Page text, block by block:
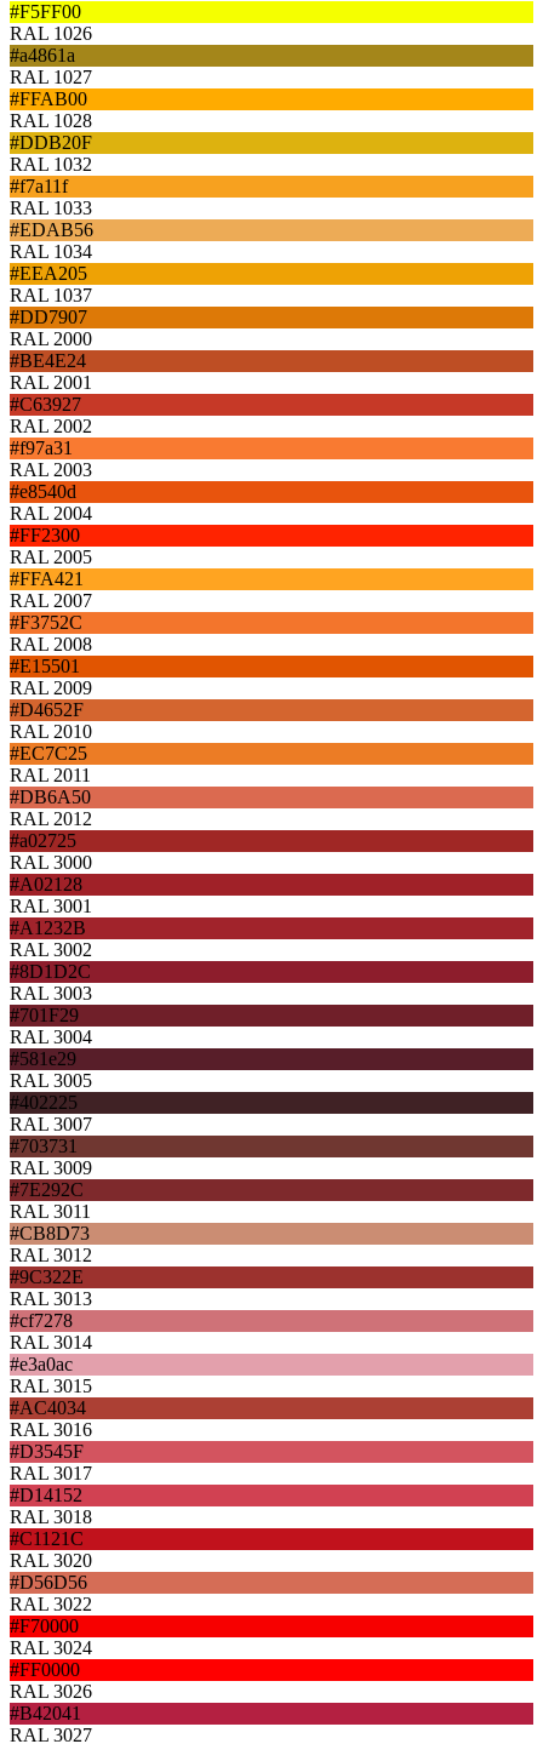
#F5FF00
RAL 1026
#a4861a
RAL 1027
#FFAB00
RAL 1028
#DDB20F
RAL 1032
#f7a11f
RAL 1033
#EDAB56
RAL 1034
#EEA205
RAL 1037
#DD7907
RAL 2000
#BE4E24
RAL 2001
#C63927
RAL 2002
#f97a31
RAL 2003
#e8540d
RAL 2004
#FF2300
RAL 2005
#FFA421
RAL 2007
#F3752C
RAL 2008
#E15501
RAL 2009
#D4652F
RAL 2010
#EC7C25
RAL 2011
#DB6A50
RAL 2012
#a02725
RAL 3000
#A02128
RAL 3001
#A1232B
RAL 3002
#8D1D2C
RAL 3003
#701F29
RAL 3004
#581e29
RAL 3005
#402225
RAL 3007
#703731
RAL 3009
#7E292C
RAL 3011
#CB8D73
RAL 3012
#9C322E
RAL 3013
#cf7278
RAL 3014
#e3a0ac
RAL 3015
#AC4034
RAL 3016
#D3545F
RAL 3017
#D14152
RAL 3018
#C1121C
RAL 3020
#D56D56
RAL 3022
#F70000
RAL 3024
#FF0000
RAL 3026
#B42041
RAL 3027